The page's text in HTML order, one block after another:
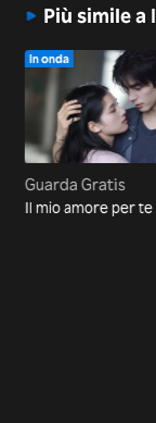
Più simile a
In onda
Guarda Gratis
Il mio amore per te